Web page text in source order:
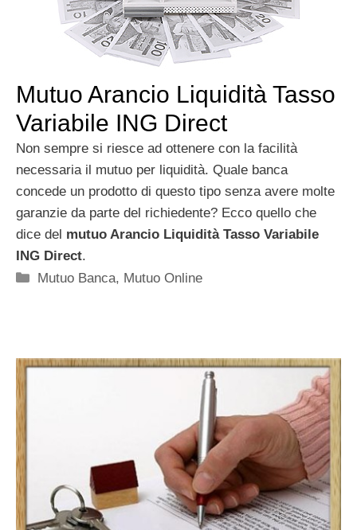
Mutuo Arancio Liquidità Tasso
Variabile ING Direct
Non sempre si riesce ad ottenere con la facilità
necessaria il mutuo per liquidità. Quale banca
concede un prodotto di questo tipo senza avere molte
garanzie da parte del richiedente? Ecco quello che
dice del mutuo Arancio Liquidità Tasso Variabile
ING Direct.
Categorie
Mutuo Banca, Mutuo Online